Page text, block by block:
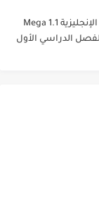
أول ثانوي | شرح قواعد اللغة الإنجليزية 1.1 Mega